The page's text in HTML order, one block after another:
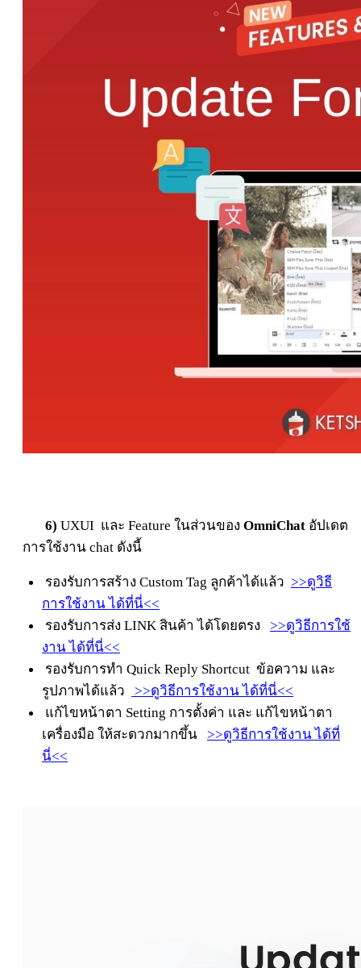
6) UXUI และ Feature ในส่วนของ OmniChat อัปเดต
การใช้งาน chat ดังนี้
รองรับการสร้าง Custom Tag ลูกค้าได้แล้ว >>ดูวิธี
การใช้งาน ได้ที่นี่<<
รองรับการส่ง LINK สินค้า ได้โดยตรง
>>ดูวิธีการใช้
งาน ได้ที่นี่<<
รองรับการทำ Quick Reply Shortcut ข้อความ และ
รูปภาพได้แล้ว
>>ดูวิธีการใช้งาน ได้ที่นี่<<
แก้ไขหน้าตา Setting การตั้งค่า และ แก้ไขหน้าตา
เครื่องมือ ให้สะดวกมากขึ้น
>>ดูวิธีการใช้งาน ได้ที่
นี่<<